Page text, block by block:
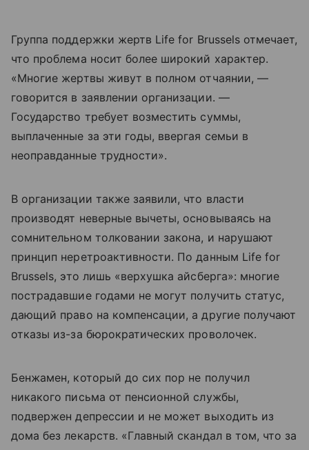
Группа поддержки жертв Life for Brussels отмечает,
что проблема носит более широкий характер.
«Многие жертвы живут в полном отчаянии, —
говорится в заявлении организации. —
Государство требует возместить суммы,
выплаченные за эти годы, ввергая семьи в
неоправданные трудности».
В организации также заявили, что власти
производят неверные вычеты, основываясь на
сомнительном толковании закона, и нарушают
принцип неретроактивности. По данным Life for
Brussels, это лишь «верхушка айсберга»: многие
пострадавшие годами не могут получить статус,
дающий право на компенсации, а другие получают
отказы из-за бюрократических проволочек.
Бенжамен, который до сих пор не получил
никакого письма от пенсионной службы,
подвержен депрессии и не может выходить из
дома без лекарств. «Главный скандал в том, что за